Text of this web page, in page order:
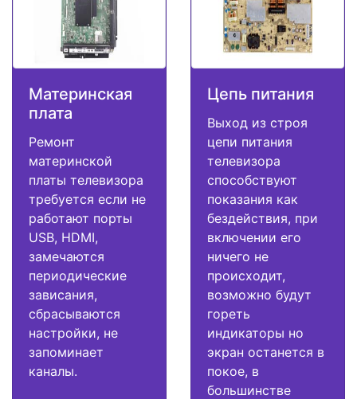
Материнская
плата
Ремонт
материнской
платы телевизора
требуется если не
работают порты
USB, HDMI,
замечаются
периодические
зависания,
сбрасываются
настройки, не
запоминает
каналы.
Цепь питания
Выход из строя
цепи питания
телевизора
способствуют
показания как
бездействия, при
включении его
ничего не
происходит,
возможно будут
гореть
индикаторы но
экран останется в
покое, в
большинстве